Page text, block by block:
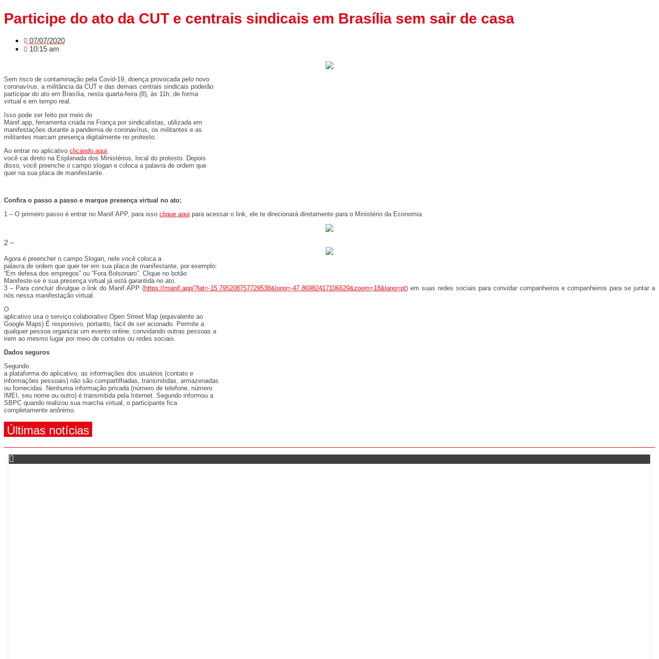
Participe do ato da CUT e centrais sindicais em Brasília sem sair de casa
07/07/2020
10:15 am
Sem risco de contaminação pela Covid-19, doença provocada pelo novo
coronavírus, a militância da CUT e das demais centrais sindicais poderão
participar do ato em Brasília, nesta quarta-feira (8), às 11h, de forma
virtual e em tempo real.
Isso pode ser feito por meio do
Manif.app, ferramenta criada na França por sindicalistas, utilizada em
manifestações durante a pandemia de coronavírus, os militantes e as
militantes marcam presença digitalmente no protesto.
Ao entrar no aplicativo clicando aqui
você cai direto na Esplanada dos Ministérios, local do protesto. Depois
disso, você preenche o campo slogan e coloca a palavra de ordem que
quer na sua placa de manifestante.
Confira o passo a passo e marque presença virtual no ato:
1 – O primeiro passo é entrar no Manif.APP, para isso clique aqui para acessar o link, ele te direcionará diretamente para o Ministério da Economia.
2 –
Agora é preencher o campo Slogan, nele você coloca a
palavra de ordem que quer ter em sua placa de manifestante, por exemplo:
“Em defesa dos empregos” ou “Fora Bolsonaro”. Clique no botão
Manifeste-se e sua presença virtual já está garantida no ato.
3 – Para concluir divulgue o link do Manif.APP (https://manif.app/?lat=-15.795208757729538&long=-47.86982417106629&zoom=18&lang=pt) em suas redes sociais para convidar companheiros e companheiros para se juntar a
nós nessa manifestação virtual.
O
aplicativo usa o serviço colaborativo Open Street Map (equivalente ao
Google Maps) É responsivo, portanto, fácil de ser acionado. Permite a
qualquer pessoa organizar um evento online, convidando outras pessoas a
irem ao mesmo lugar por meio de contatos ou redes sociais.
Dados seguros
Segundo
a plataforma do aplicativo, as informações dos usuários (contato e
informações pessoais) não são compartilhadas, transmitidas, armazenadas
ou fornecidas. Nenhuma informação privada (número de telefone, número
IMEI, seu nome ou outro) é transmitida pela Internet. Segundo informou a
SBPC quando realizou sua marcha virtual, o participante fica
completamente anônimo.
Últimas notícias